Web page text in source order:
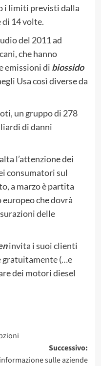
i limiti previsti dalla
di 14 volte.
del 2011 ad
che hanno
emissioni di biossido
Usa così diverse da
un gruppo di 278
di danni
l’attenzione dei
consumatori sul
a marzo è partita
che dovrà
delle
invita i suoi clienti
gratuitamente (…e
dei motori diesel
Successivo:
sulle aziende